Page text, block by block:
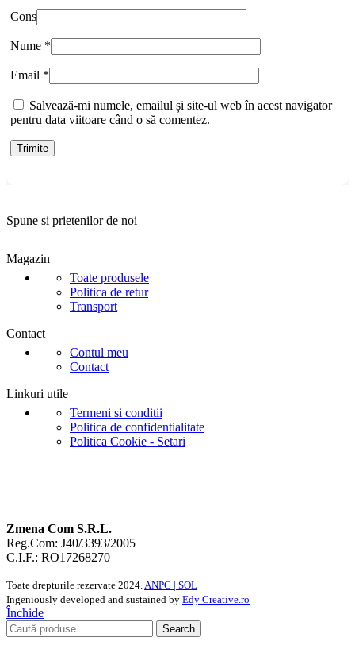
Cons
Nume *
Email *
Salvează-mi numele, emailul și site-ul web în acest navigator
pentru data viitoare când o să comentez.
Spune si prietenilor de noi
Magazin
Toate produsele
Politica de retur
Transport
Contact
Contul meu
Contact
Linkuri utile
Termeni si conditii
Politica de confidentialitate
Politica Cookie - Setari
Zmena Com S.R.L.
Reg.Com: J40/3393/2005
C.I.F.: RO17268270
Toate drepturile rezervate 2024.ANPC | SOL
Ingeniously developed and sustained by Edy Creative.ro
Închide
Search